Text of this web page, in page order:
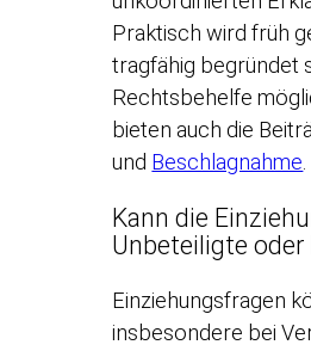
Praktisch wird früh
tragfähig begründet
Rechtsbehelfe
bieten auch die
und Beschlagnahme.
Kann die
Unbeteiligte
Einziehungsfragen
insbesondere bei